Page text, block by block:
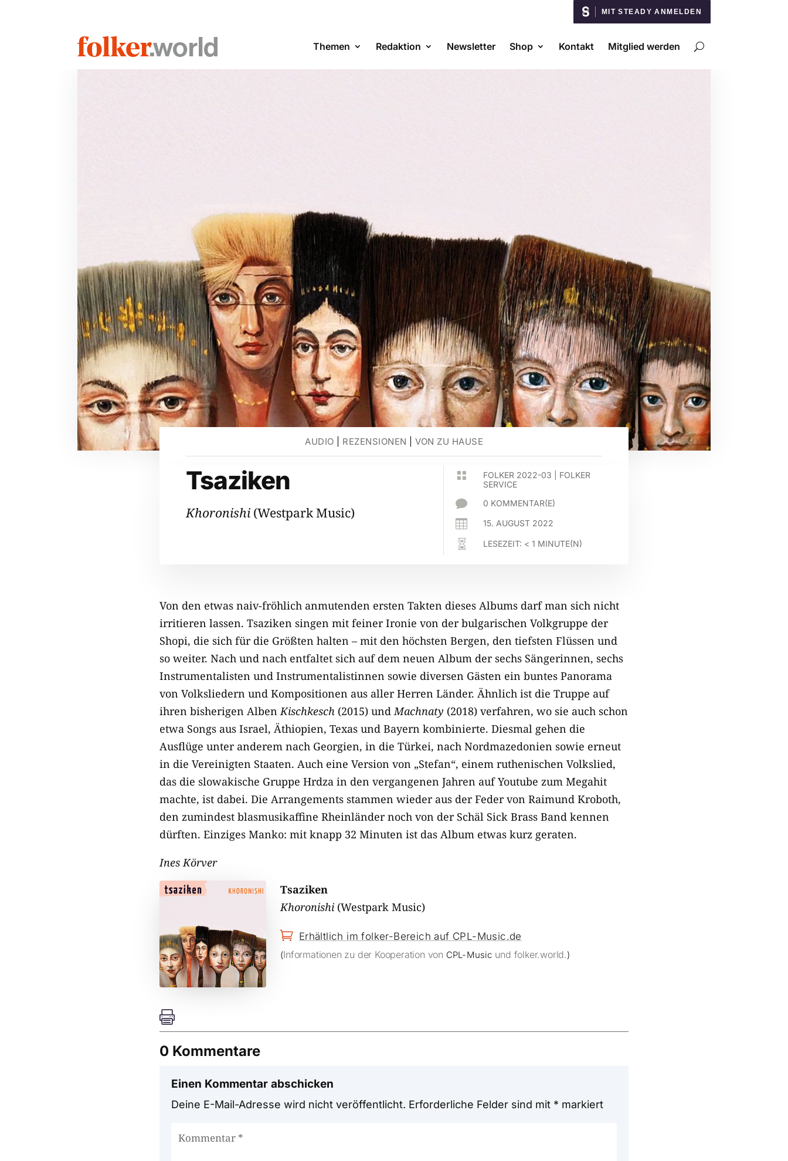
MIT STEADY ANMELDEN
Themen Redaktion Newsletter Shop Kontakt Mitglied werden
AUDIO REZENSIONEN VON ZU HAUSE
Tsaziken
Khoronishi (Westpark Music)
 FOLKER 2022-03
FOLKER
SERVICE
 0 KOMMENTAR(E)
 15. AUGUST 2022
 LESEZEIT: < 1 MINUTE(N)
Von den etwas naiv-fröhlich anmutenden ersten Takten dieses Albums darf man sich nicht
irritieren lassen. Tsaziken singen mit feiner Ironie von der bulgarischen Volkgruppe der
Shopi, die sich für die Größten halten – mit den höchsten Bergen, den tiefsten Flüssen und
so weiter. Nach und nach entfaltet sich auf dem neuen Album der sechs Sängerinnen, sechs
Instrumentalisten und Instrumentalistinnen sowie diversen Gästen ein buntes Panorama
von Volksliedern und Kompositionen aus aller Herren Länder. Ähnlich ist die Truppe auf
ihren bisherigen AlbenKischkesch (2015) undMachnaty (2018) verfahren, wo sie auch schon
etwa Songs aus Israel, Äthiopien, Texas und Bayern kombinierte. Diesmal gehen die
Ausflüge unter anderem nach Georgien, in die Türkei, nach Nordmazedonien sowie erneut
in die Vereinigten Staaten. Auch eine Version von „Stefan“, einem ruthenischen Volkslied,
das die slowakische Gruppe Hrdza in den vergangenen Jahren auf Youtube zum Megahit
machte, ist dabei. Die Arrangements stammen wieder aus der Feder von Raimund Kroboth,
den zumindest blasmusikaffine Rheinländer noch von der Schäl Sick Brass Band kennen
dürften. Einziges Manko: mit knapp 32 Minuten ist das Album etwas kurz geraten.
Ines Körver
Tsaziken
Khoronishi (Westpark Music)
 Erhältlich im folker-Bereich auf CPL-Music.de
(Informationen zu der Kooperation von CPL-Music und folker.world.)

0 Kommentare
Einen Kommentar abschicken
Deine E-Mail-Adresse wird nicht veröffentlicht. Erforderliche Felder sind mit * markiert